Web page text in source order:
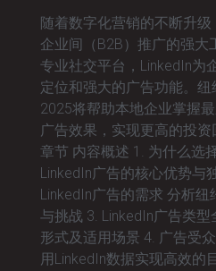
随着数字化营销的不断升
企业间（B2B）推广的强大
专业社交平台，LinkedIn为
定位和强大的广告功能。
2025将帮助本地企业掌握
广告效果，实现更高的投
章节 内容概述 1. 为什么选
LinkedIn广告的核心优势与
LinkedIn广告的需求 分析纽
与挑战 3. LinkedIn广告类
形式及适用场景 4. 广告受
用LinkedIn数据实现高效的